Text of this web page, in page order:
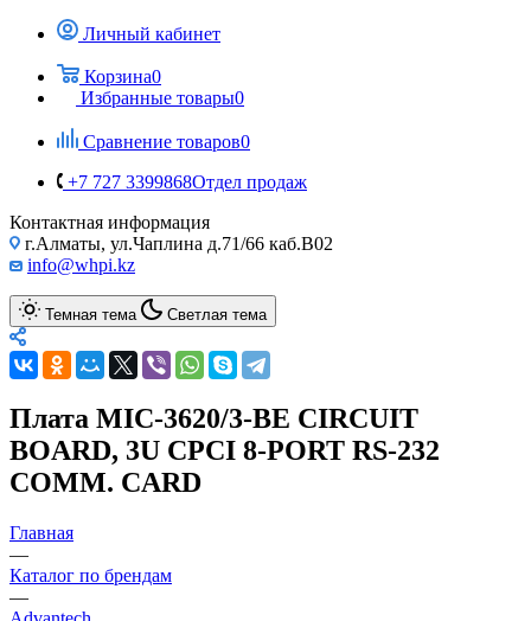
Личный кабинет
Корзина0
Избранные товары0
Сравнение товаров0
+7 727 3399868Отдел продаж
Контактная информация
г.Алматы, ул.Чаплина д.71/66 каб.B02
info@whpi.kz
Темная тема Светлая тема
Плата MIC-3620/3-BE CIRCUIT
BOARD, 3U CPCI 8-PORT RS-232
COMM. CARD
Главная
—
Каталог по брендам
—